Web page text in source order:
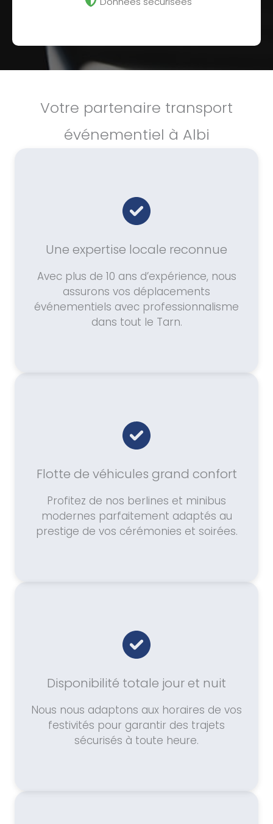
Votre partenaire transport
événementiel à Albi
Une expertise locale reconnue
Avec plus de 10 ans d’expérience, nous
assurons vos déplacements
événementiels avec professionnalisme
dans tout le Tarn.
Flotte de véhicules grand confort
Profitez de nos berlines et minibus
modernes parfaitement adaptés au
prestige de vos cérémonies et soirées.
Disponibilité totale jour et nuit
Nous nous adaptons aux horaires de vos
festivités pour garantir des trajets
sécurisés à toute heure.